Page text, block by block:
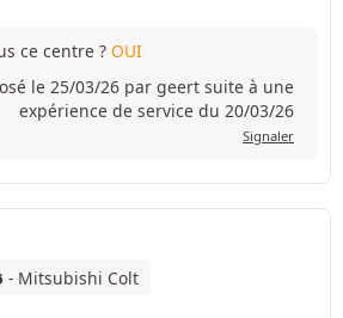
ce centre ? OUI
le 25/03/26 par geert suite à une
expérience de service du 20/03/26
Signaler
- Mitsubishi Colt